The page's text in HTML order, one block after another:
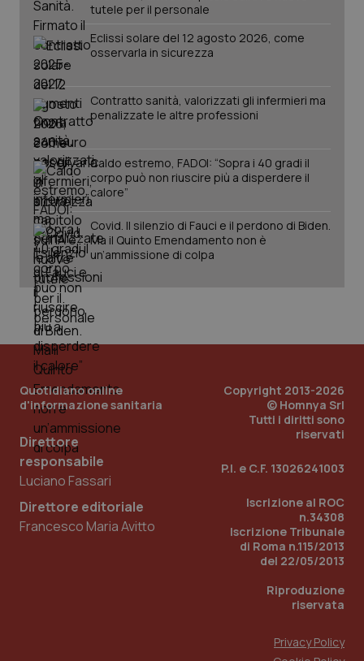
tutele per il personale
Eclissi solare del 12 agosto 2026, come
osservarla in sicurezza
Contratto sanità, valorizzati gli infermieri ma
penalizzate le altre professioni
Caldo estremo, FADOI: “Sopra i 40 gradi il
corpo può non riuscire più a disperdere il
calore”
Covid. Il silenzio di Fauci e il perdono di Biden.
Ma il Quinto Emendamento non è
un’ammissione di colpa
Quotidiano online
d'informazione sanitaria
Direttore
responsabile
Luciano Fassari
Direttore editoriale
Francesco Maria Avitto
Copyright 2013-2026
© Homnya Srl
Tutti i diritti sono
riservati
P.I. e C.F. 13026241003
Iscrizione al ROC
n.34308
Iscrizione Tribunale
di Roma n.115/2013
del 22/05/2013
Riproduzione
riservata
Privacy Policy
PHPSESSID
PHP.net
www.quotidianosanita.it
.quotidianosanita.it
1